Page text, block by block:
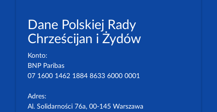
Dane Polskiej Rady
Chrześcijan i Żydów
Konto:
BNP Paribas
07 1600 1462 1884 8633 6000 0001
Adres:
Al. Solidarności 76a, 00-145 Warszawa